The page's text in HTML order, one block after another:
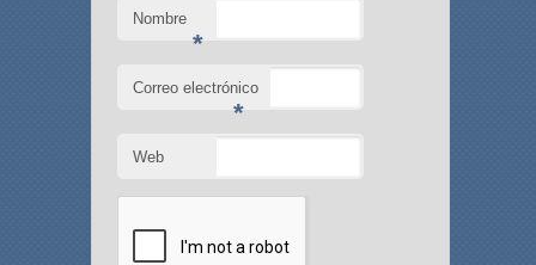
Nombre
*
Correo electrónico
*
Web